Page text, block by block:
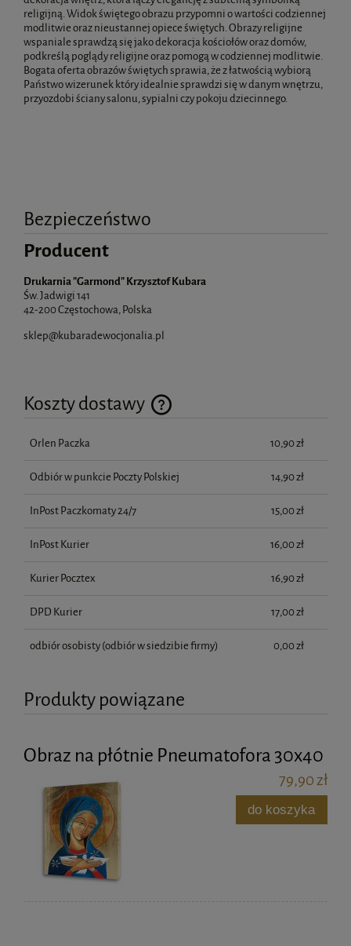
religijną. Widok świętego obrazu przypomni o wartości codziennej
modlitwie oraz nieustannej opiece świętych. Obrazy religijne
wspaniale sprawdzą się jako dekoracja kościołów oraz domów,
podkreślą poglądy religijne oraz pomogą w codziennej modlitwie.
Bogata oferta obrazów świętych sprawia, że z łatwością wybiorą
Państwo wizerunek który idealnie sprawdzi się w danym wnętrzu,
przyozdobi ściany salonu, sypialni czy pokoju dziecinnego.
Bezpieczeństwo
Producent
Drukarnia "Garmond" Krzysztof Kubara
Św. Jadwigi 141
42-200 Częstochowa, Polska
sklep@kubaradewocjonalia.pl
Koszty dostawy
Cena nie zawiera ewentualnych kosztów płatności
Orlen Paczka 10,90 zł
Odbiór w punkcie Poczty Polskiej 14,90 zł
InPost Paczkomaty 24/7 15,00 zł
InPost Kurier 16,00 zł
Kurier Pocztex 16,90 zł
DPD Kurier 17,00 zł
odbiór osobisty(odbiór w siedzibie firmy) 0,00 zł
Produkty powiązane
Obraz na płótnie Pneumatofora 30x40
79,90 zł
do koszyka